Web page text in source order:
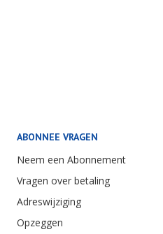
ABONNEE VRAGEN
Neem een Abonnement
Vragen over betaling
Adreswijziging
Opzeggen